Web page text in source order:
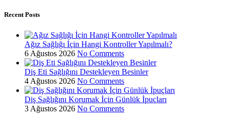
Recent Posts
Ağız Sağlığı İçin Hangi Kontroller Yapılmalı?
6 Ağustos 2026 No Comments
Diş Eti Sağlığını Destekleyen Besinler
4 Ağustos 2026 No Comments
Diş Sağlığını Korumak İçin Günlük İpuçları
3 Ağustos 2026 No Comments